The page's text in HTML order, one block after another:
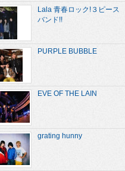
Lala 青春ロック!３ピース
バンド!!
PURPLE BUBBLE
EVE OF THE LAIN
grating hunny